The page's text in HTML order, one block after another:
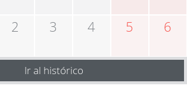
2 3 4 5 6
Ir al histórico